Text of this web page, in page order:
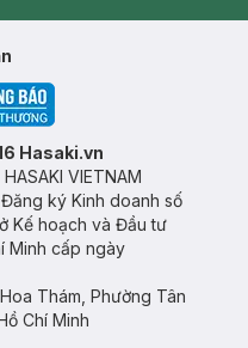
Hasaki.vn
VIETNAM
ký Kinh doanh số
Kế hoạch và Đầu tư
Minh cấp ngày
Thám, Phường Tân
Chí Minh